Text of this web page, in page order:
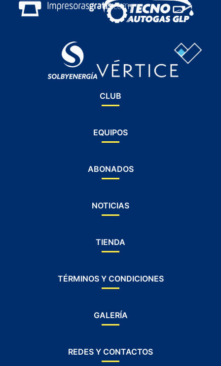
CLUB
EQUIPOS
ABONADOS
NOTICIAS
TIENDA
TÉRMINOS Y CONDICIONES
GALERÍA
REDES Y CONTACTOS